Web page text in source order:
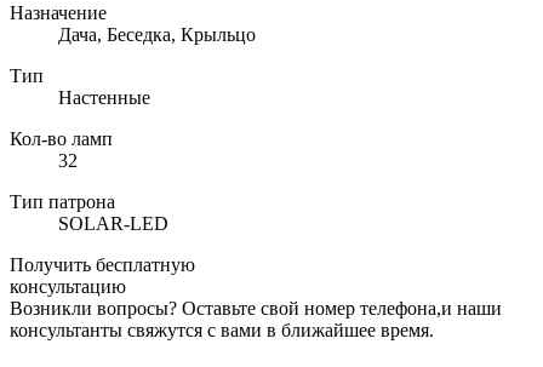
Назначение
Дача, Беседка, Крыльцо
Тип
Настенные
Кол-во ламп
32
Тип патрона
SOLAR-LED
Получить бесплатную
консультацию
Возникли вопросы? Оставьте свой номер телефона,и наши
консультанты свяжутся с вами в ближайшее время.